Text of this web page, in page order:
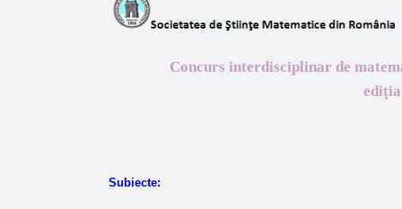
Concurs interdisciplinar de
Subiecte: